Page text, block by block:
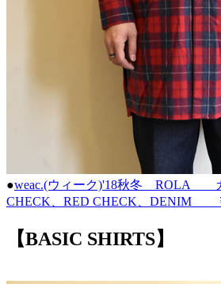
●weac.(ウィーク)'18秋冬 ROLA
CHECK、RED CHECK、DENIM
【BASIC SHIRTS】